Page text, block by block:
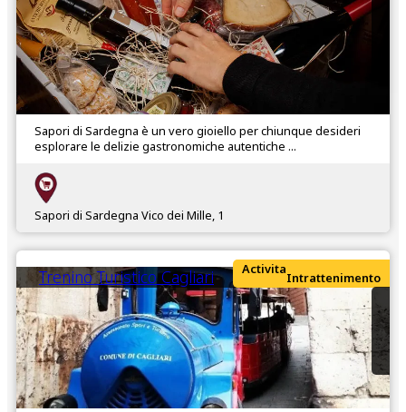
Sapori di Sardegna è un vero gioiello per chiunque desideri
esplorare le delizie gastronomiche autentiche ...
Sapori di Sardegna Vico dei Mille, 1
Trenino Turistico Cagliari Activita
Intrattenimento